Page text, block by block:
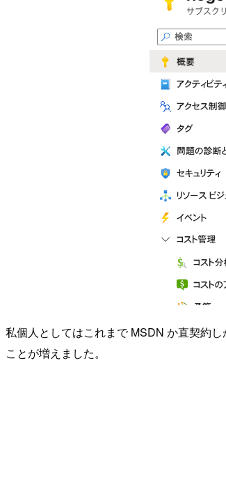
私個人としてはこれまで MSDN か直契約
ことが増えました。